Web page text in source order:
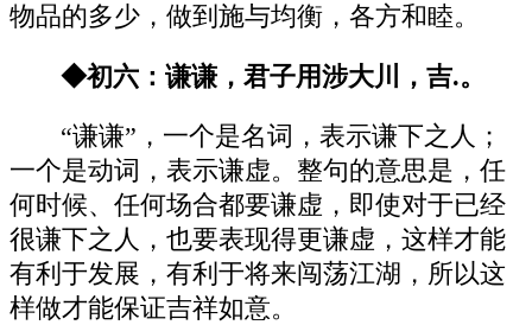
物品的多少，做到施与均衡，各方和睦。
◆初六：谦谦，君子用涉大川，吉.。
“谦谦”，一个是名词，表示谦下之人；
一个是动词，表示谦虚。整句的意思是，任
何时候、任何场合都要谦虚，即使对于已经
很谦下之人，也要表现得更谦虚，这样才能
有利于发展，有利于将来闯荡江湖，所以这
样做才能保证吉祥如意。